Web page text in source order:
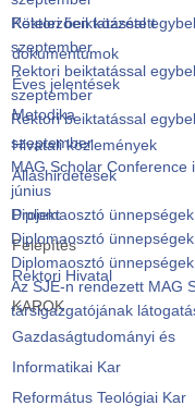
Kötelezően közzétett
dokumentumok
Éves jelentések
Metodika
Hivatali közlemények
Álláshirdetések
Projekt
Felépítés
Rektori Hivatal
KAROK
Gazdaságtudományi és
Informatikai Kar
Református Teológiai Kar
Rektori beiktatással
szeptember
Rektori beiktatással
szeptember
Rektori beiktatással
szeptember
MAG Scholar Conference
június
Diplomaosztó
Diplomaosztó
Diplomaosztó
Az SJE-n rendezett MAG
társigazgatójának